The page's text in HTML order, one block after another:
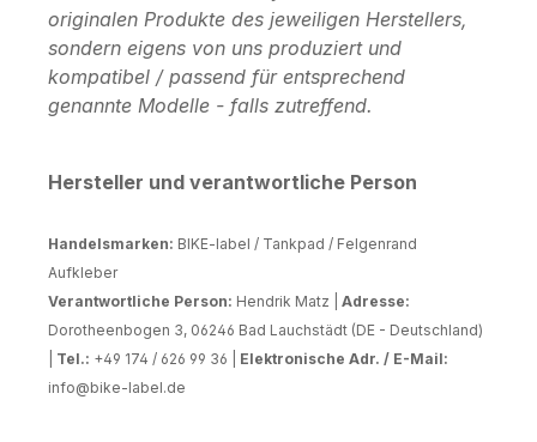
originalen Produkte des jeweiligen Herstellers,
sondern eigens von uns produziert und
kompatibel / passend für entsprechend
genannte Modelle - falls zutreffend.
Hersteller und verantwortliche Person
Handelsmarken: BIKE-label / Tankpad / Felgenrand
Aufkleber
Verantwortliche Person: Hendrik Matz | Adresse:
Dorotheenbogen 3, 06246 Bad Lauchstädt (DE - Deutschland)
Tel.: +49 174 / 626 99 36 | Elektronische Adr. / E-Mail:
info@bike-label.de